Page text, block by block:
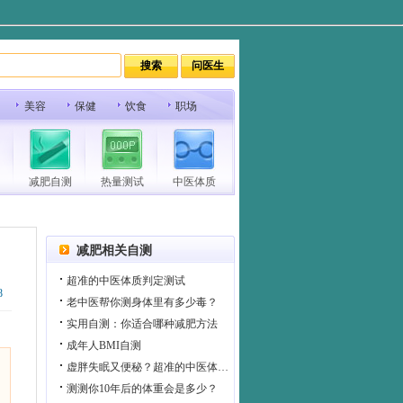
美容 保健 饮食 职场
减肥自测 热量测试 中医体质
减肥相关自测
超准的中医体质判定测试
老中医帮你测身体里有多少毒？
实用自测：你适合哪种减肥方法
成年人BMI自测
虚胖失眠又便秘？超准的中医体质自测 养生必备
测测你10年后的体重会是多少？